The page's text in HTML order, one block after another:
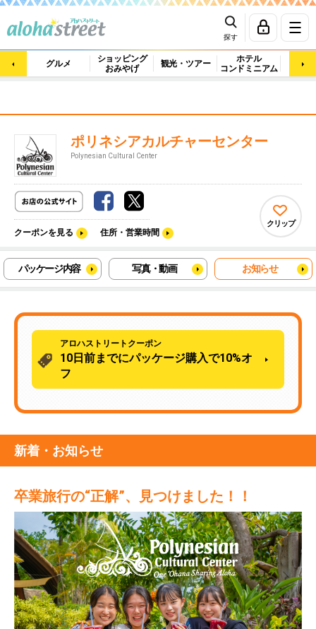
探す
グルメ
ショッピング
おみやげ
観光・ツアー
ホテル
コンドミニアム
マッ
ポリネシアカルチャーセンター
Polynesian Cultural Center
クーポンを見る 住所・営業時間
クリップ
パッケージ内容 写真・動画 お知らせ
アロハストリートクーポン
10日前までにパッケージ購入で10%オ
フ
新着・お知らせ
卒業旅行の“正解”、見つけました！！